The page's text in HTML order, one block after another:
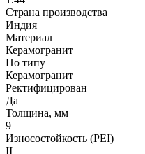
Страна производства
Индия
Материал
Керамогранит
По типу
Керамогранит
Ректифицирован
Да
Толщина, мм
9
Износостойкость (PEI)
II